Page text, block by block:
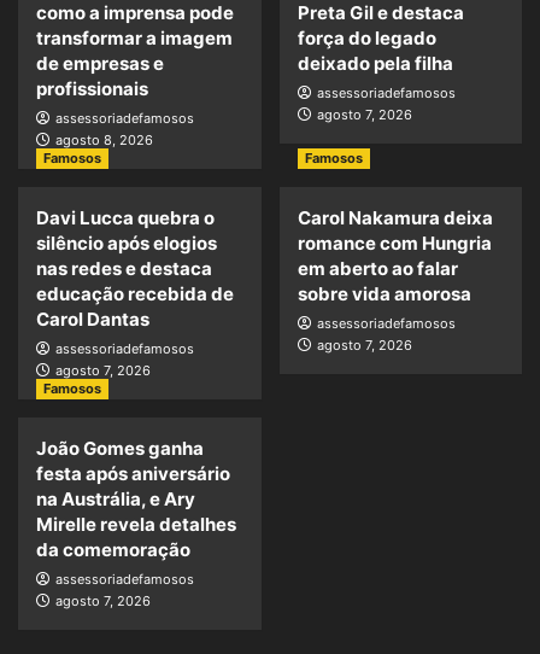
como a imprensa pode
transformar a imagem
de empresas e
profissionais
assessoriadefamosos
agosto 8, 2026
Preta Gil e destaca
força do legado
deixado pela filha
assessoriadefamosos
agosto 7, 2026
Famosos
Davi Lucca quebra o
silêncio após elogios
nas redes e destaca
educação recebida de
Carol Dantas
assessoriadefamosos
agosto 7, 2026
Famosos
Carol Nakamura deixa
romance com Hungria
em aberto ao falar
sobre vida amorosa
assessoriadefamosos
agosto 7, 2026
Famosos
João Gomes ganha
festa após aniversário
na Austrália, e Ary
Mirelle revela detalhes
da comemoração
assessoriadefamosos
agosto 7, 2026